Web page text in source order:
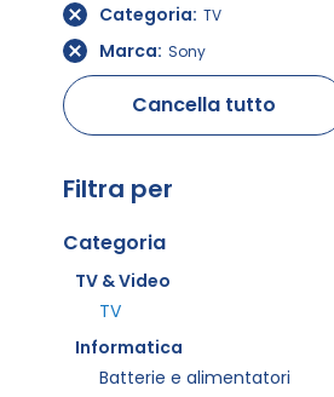
Categoria TV
Marca Sony
Cancella tutto
Filtra per
Categoria
TV & Video
TV
Informatica
Batterie e alimentatori